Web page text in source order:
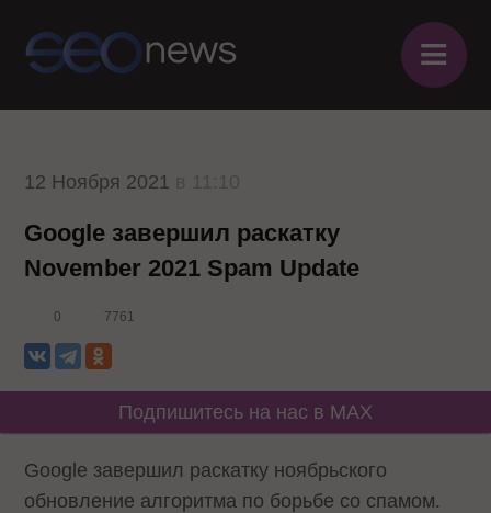
≡
12 Ноября 2021
Google завершил раскатку
November 2021 Spam Update
0 7761
Подпишитесь на нас в MAX
Google завершил раскатку ноябрьского
обновление алгоритма по борьбе со спамом.